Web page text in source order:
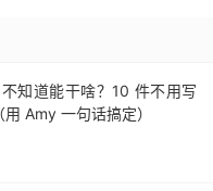
知道能干啥？10 件不用写
Amy 一句话搞定）